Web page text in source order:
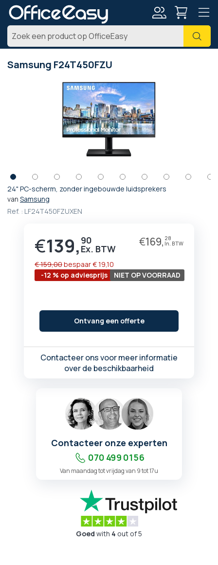
Zoek
Samsung F24T450FZU
24" PC-scherm, zonder ingebouwde luidsprekers
van Samsung
Ref. : LF24T450FZUXEN
Prijs
€139, 90 €169, 28
-12 % op adviesprijs
€ 159,00bespaar€ 19,10
NIET OP VOORRAAD
Ontvang een offerte
Contacteer ons voor meer informatie
over de beschikbaarheid
Ga
naar
het
afbeeldingen-
Contacteer onze experten
070 499 01 56
Van maandag tot vrijdag van 9 tot 17u
Goed with 4 out of 5